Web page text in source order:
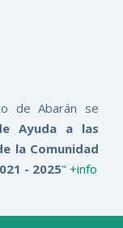
de Abarán se
Ayuda a las
la Comunidad
- 2025" +info